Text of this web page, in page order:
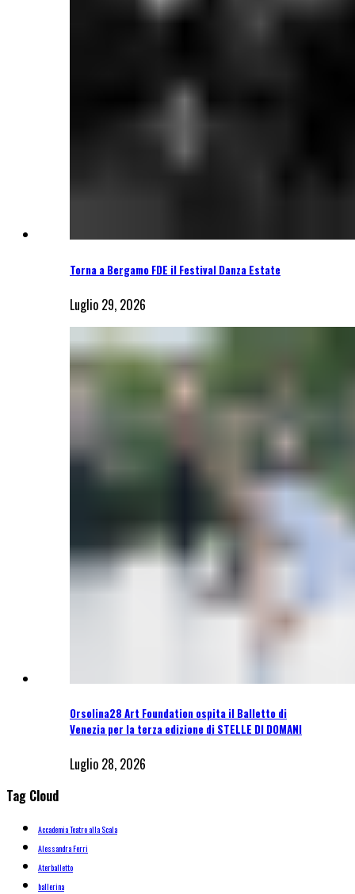
Torna a Bergamo FDE il Festival Danza Estate
Luglio 29, 2026
Orsolina28 Art Foundation ospita il Balletto di
Venezia per la terza edizione di STELLE DI DOMANI
Luglio 28, 2026
Tag Cloud
Accademia Teatro alla Scala
Alessandra Ferri
Aterballetto
ballerina